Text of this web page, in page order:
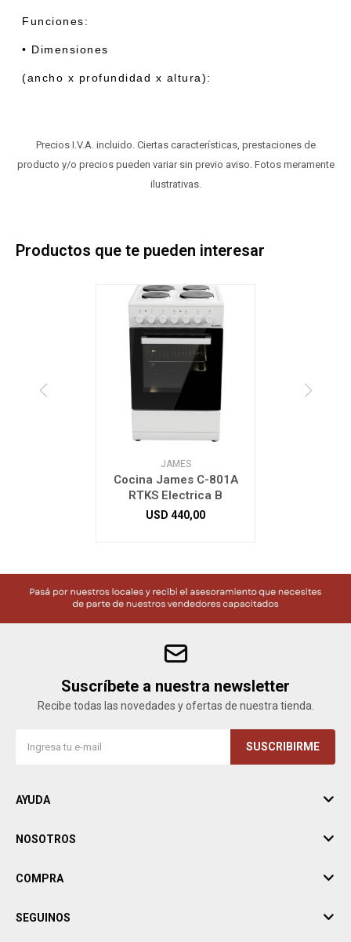
Funciones:
• Dimensiones
(ancho x profundidad x altura):
Precios I.V.A. incluido. Ciertas características, prestaciones de
producto y/o precios pueden variar sin previo aviso. Fotos meramente
ilustrativas.
Productos que te pueden interesar
JAMES
Cocina James C-801A
RTKS Electrica B
USD 440,00
Suscríbete a nuestra newsletter
Recibe todas las novedades y ofertas de nuestra tienda.
SUSCRIBIRME
AYUDA
NOSOTROS
COMPRA
SEGUINOS